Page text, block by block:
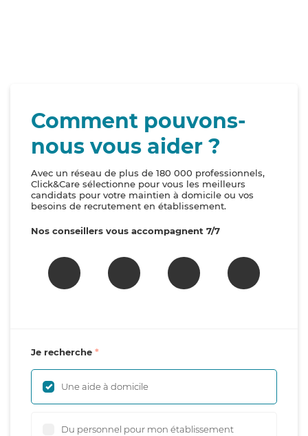
Comment pouvons-
nous vous aider ?
Avec un réseau de plus de 180 000 professionnels,
Click&Care sélectionne pour vous les meilleurs
candidats pour votre maintien à domicile ou vos
besoins de recrutement en établissement.
Nos conseillers vous accompagnent 7/7
Je recherche
Une aide à domicile
Du personnel pour mon établissement